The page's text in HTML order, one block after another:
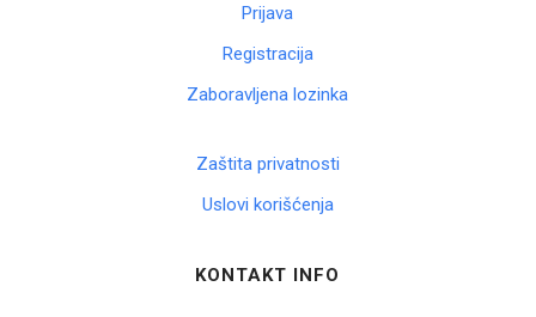
Prijava
Registracija
Zaboravljena lozinka
Zaštita privatnosti
Uslovi korišćenja
KONTAKT INFO